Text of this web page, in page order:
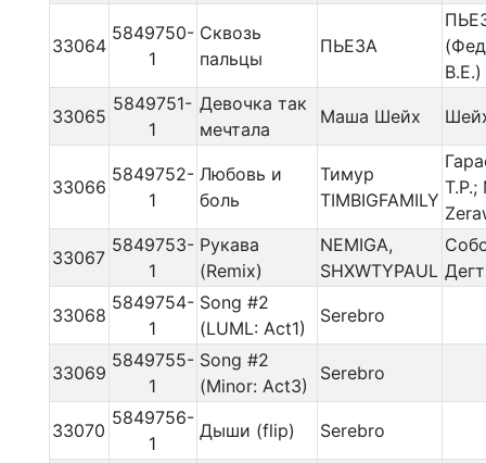
33064
5849750-
1
Сквозь
пальцы
ПЬЕЗА
В.Е.)
33065
5849751-
1
Девочка так
мечтала
Маша Шейх
33066
5849752-
1
Любовь и
боль
Тимур
TIMBIGFAMILY
Т.Р.;
33067
5849753-
1
Рукава
(Remix)
NEMIGA,
SHXWTYPAUL
33068
5849754-
1
Song #2
(LUML: Act1)
Serebro
33069
5849755-
1
Song #2
(Minor: Act3)
Serebro
33070
5849756-
1
Дыши (flip) Serebro